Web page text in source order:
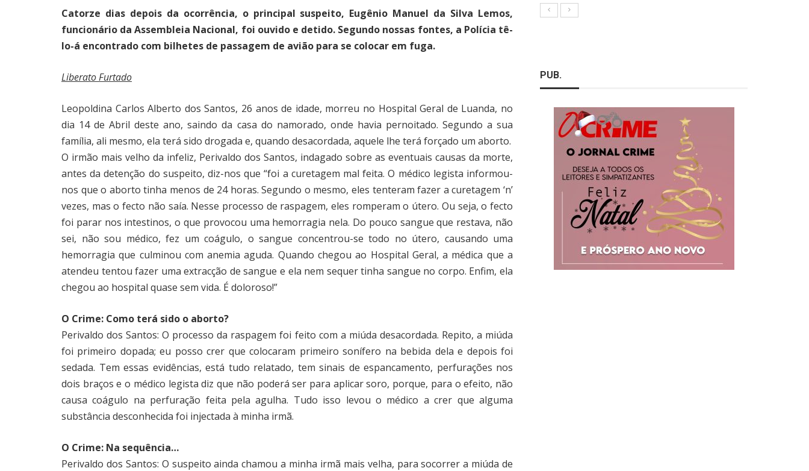
Catorze dias depois da ocorrência, o principal suspeito, Eugênio Manuel da Silva Lemos,
funcionário da Assembleia Nacional, foi ouvido e detido. Segundo nossas fontes, a Polícia tê-
lo-á encontrado com bilhetes de passagem de avião para se colocar em fuga.
Liberato Furtado
Leopoldina Carlos Alberto dos Santos, 26 anos de idade, morreu no Hospital Geral de Luanda, no
dia 14 de Abril deste ano, saindo da casa do namorado, onde havia pernoitado. Segundo a sua
família, ali mesmo, ela terá sido drogada e, quando desacordada, aquele lhe terá forçado um aborto.
O irmão mais velho da infeliz, Perivaldo dos Santos, indagado sobre as eventuais causas da morte,
antes da detenção do suspeito, diz-nos que “foi a curetagem mal feita. O médico legista informou-
nos que o aborto tinha menos de 24 horas. Segundo o mesmo, eles tenteram fazer a curetagem ‘n’
vezes, mas o fecto não saía. Nesse processo de raspagem, eles romperam o útero. Ou seja, o fecto
foi parar nos intestinos, o que provocou uma hemorragia nela. Do pouco sangue que restava, não
sei, não sou médico, fez um coágulo, o sangue concentrou-se todo no útero, causando uma
hemorragia que culminou com anemia aguda. Quando chegou ao Hospital Geral, a médica que a
atendeu tentou fazer uma extracção de sangue e ela nem sequer tinha sangue no corpo. Enfim, ela
chegou ao hospital quase sem vida. É doloroso!”
O Crime: Como terá sido o aborto?
Perivaldo dos Santos: O processo da raspagem foi feito com a miúda desacordada. Repito, a miúda
foi primeiro dopada; eu posso crer que colocaram primeiro sonífero na bebida dela e depois foi
sedada. Tem essas evidências, está tudo relatado, tem sinais de espancamento, perfurações nos
dois braços e o médico legista diz que não poderá ser para aplicar soro, porque, para o efeito, não
causa coágulo na perfuração feita pela agulha. Tudo isso levou o médico a crer que alguma
substância desconhecida foi injectada à minha irmã.
O Crime: Na sequência…
Perivaldo dos Santos: O suspeito ainda chamou a minha irmã mais velha, para socorrer a miúda de
PUB.